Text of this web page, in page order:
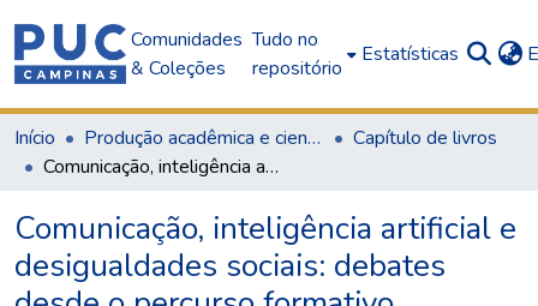
Comunidades
& Coleções
Tudo no
repositório
Estatísticas
Início Produção acadêmica e científica
Capítulo de livros
Comunicação, inteligência artificial e desigualdades sociais: debates desde o percurso formativo
Comunicação, inteligência artificial e
desigualdades sociais: debates